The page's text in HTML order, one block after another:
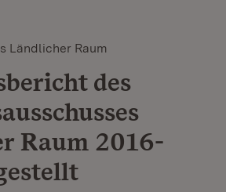
Ländlicher Raum
des
Raum 2016-